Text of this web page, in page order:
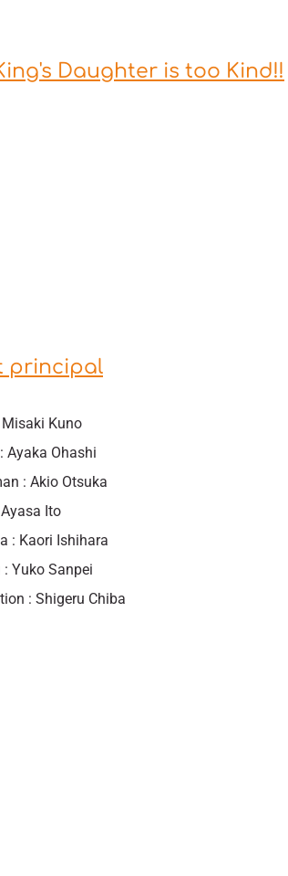
Daughter is too Kind!!
principal
Misaki ‌Kuno
Ayaka ‌Ohashi
: Akio ‌Otsuka
Ito
: Kaori Ishihara
: Yuko Sanpei
: Shigeru Chiba